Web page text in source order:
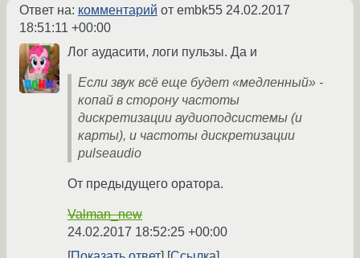
Ответ на: комментарий от embk55 24.02.2017
18:51:11 +00:00
Лог аудасити, логи пульзы. Да и
Если звук всё еще будет «медленный» -
копай в сторону частоты
дискретизации аудиоподсистемы (и
карты), и частоты дискретизации
pulseaudio
От предыдущего оратора.
Valman_new
24.02.2017 18:52:25 +00:00